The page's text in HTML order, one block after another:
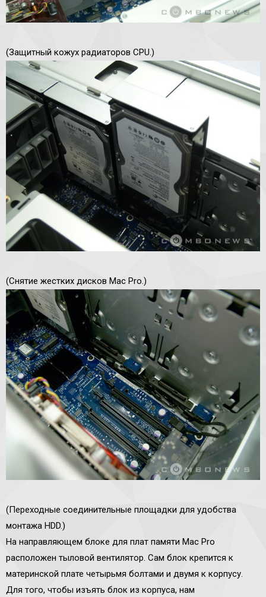
(Защитный кожух радиаторов CPU.)
(Снятие жестких дисков Mac Pro.)
(Переходные соединительные площадки для удобства
монтажа HDD.)
На направляющем блоке для плат памяти Mac Pro
расположен тыловой вентилятор. Сам блок крепится к
материнской плате четырьмя болтами и двумя к корпусу.
Для того, чтобы изъять блок из корпуса, нам